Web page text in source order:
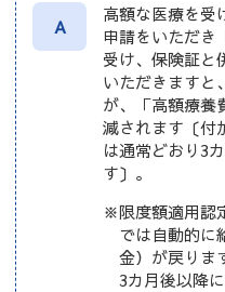
A
高額な医療を受
申請をいただき
受け、保険証と
いただきますと
が、「高額療養
減されます〔付
は通常どおり3
す〕。
※限度額適用認
では自動的に
金）が戻りま
3カ月後以降